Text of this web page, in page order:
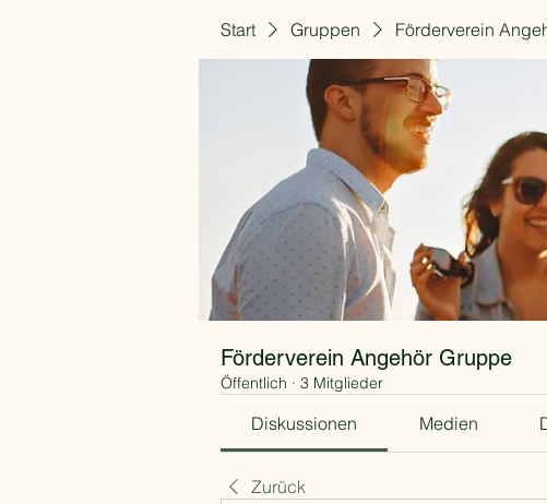
Start Gruppen Förderverein
Förderverein Angehör Gruppe
Öffentlich · 3 Mitglieder
Diskussionen Medien
Zurück